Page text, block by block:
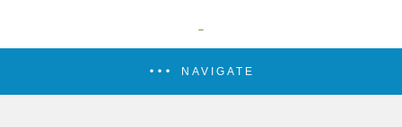
NAVIGATE